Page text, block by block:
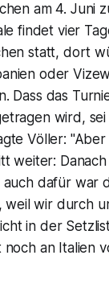
am 4. Juni
findet vier
statt, dort
oder
Dass das
wird,
Völler:
weiter:
dafür war
weil wir durch
in der
noch an Italien